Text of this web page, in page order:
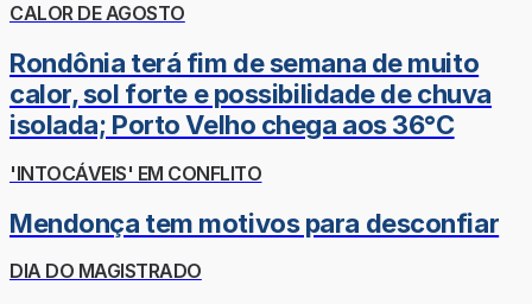
CALOR DE AGOSTO
Rondônia terá fim de semana de muito
calor, sol forte e possibilidade de chuva
isolada; Porto Velho chega aos 36°C
'INTOCÁVEIS' EM CONFLITO
Mendonça tem motivos para desconfiar
DIA DO MAGISTRADO